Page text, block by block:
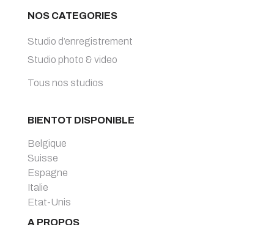
NOS CATEGORIES
Studio d’enregistrement
Studio photo & video
Tous nos studios
BIENTOT DISPONIBLE
Belgique
Suisse
Espagne
Italie
Etat-Unis
A PROPOS